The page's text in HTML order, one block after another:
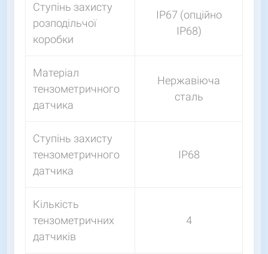
Ступінь захисту
розподільчої
коробки
IP67 (опційно
IP68)
Матеріал
тензометричного
датчика
Нержавіюча
сталь
Ступінь захисту
тензометричного
датчика
IP68
Кількість
тензометричних
датчиків
4